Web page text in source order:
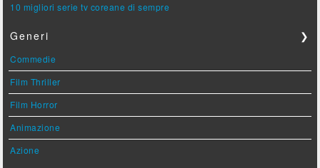
10 migliori serie tv coreane di sempre
Generi ❯
Commedie
Film Thriller
Film Horror
Animazione
Azione